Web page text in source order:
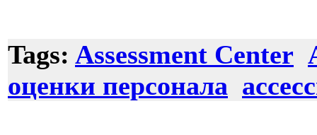
Tags: Assessment Center
оценки персонала